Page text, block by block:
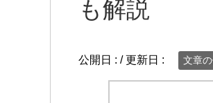
も解説
公開日 : / 更新日 : 文章